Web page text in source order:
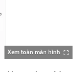
Xem toàn màn hình